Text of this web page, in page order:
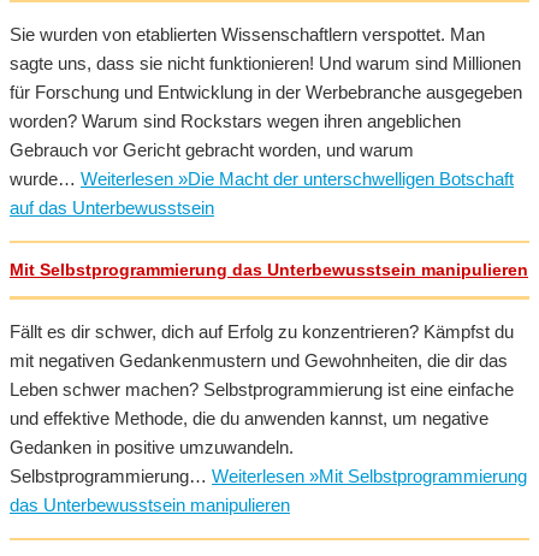
Sie wurden von etablierten Wissenschaftlern verspottet. Man
sagte uns, dass sie nicht funktionieren! Und warum sind Millionen
für Forschung und Entwicklung in der Werbebranche ausgegeben
worden? Warum sind Rockstars wegen ihren angeblichen
Gebrauch vor Gericht gebracht worden, und warum
wurde… Weiterlesen »Die Macht der unterschwelligen Botschaft
auf das Unterbewusstsein
Mit Selbstprogrammierung das Unterbewusstsein manipulieren
Fällt es dir schwer, dich auf Erfolg zu konzentrieren? Kämpfst du
mit negativen Gedankenmustern und Gewohnheiten, die dir das
Leben schwer machen? Selbstprogrammierung ist eine einfache
und effektive Methode, die du anwenden kannst, um negative
Gedanken in positive umzuwandeln.
Selbstprogrammierung… Weiterlesen »Mit Selbstprogrammierung
das Unterbewusstsein manipulieren